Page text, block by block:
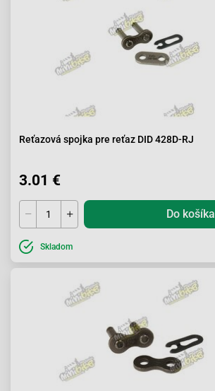
Reťazová spojka pre reťaz DID 428D-RJ
3.01 €
Do košíka
Skladom